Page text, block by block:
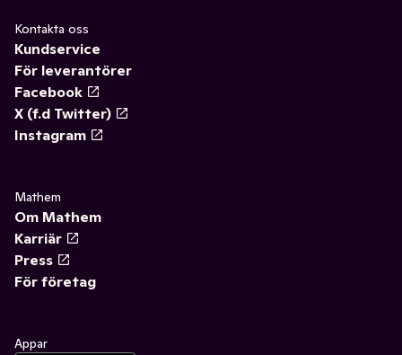
Kontakta oss
Kundservice
För leverantörer
Facebook
X (f.d Twitter)
Instagram
Mathem
Om Mathem
Karriär
Press
För företag
Appar